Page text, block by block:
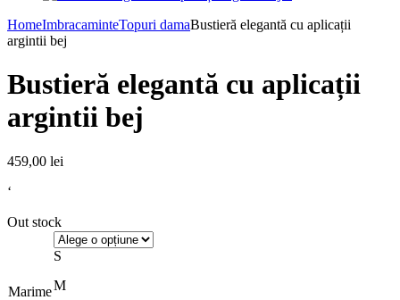
HomeImbracaminteTopuri damaBustieră elegantă cu aplicații
argintii bej
Bustieră elegantă cu aplicații
argintii bej
459,00 lei
‘
Out stock
Marime
S
M